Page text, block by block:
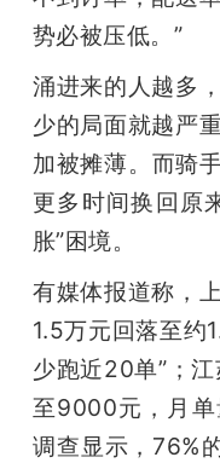
势必被压低。”
涌进来的人越多
少的局面就越严
加被摊薄。而骑
更多时间换回原
胀”困境。
有媒体报道称，
1.5万元回落至约
少跑近20单”；
至9000元，月
调查显示，76%